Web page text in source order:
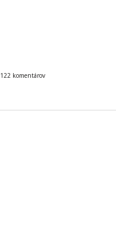
122 komentárov